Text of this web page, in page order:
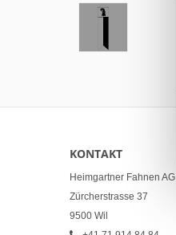
KONTAKT
Heimgartner Fahnen AG
Zürcherstrasse 37
9500 Wil